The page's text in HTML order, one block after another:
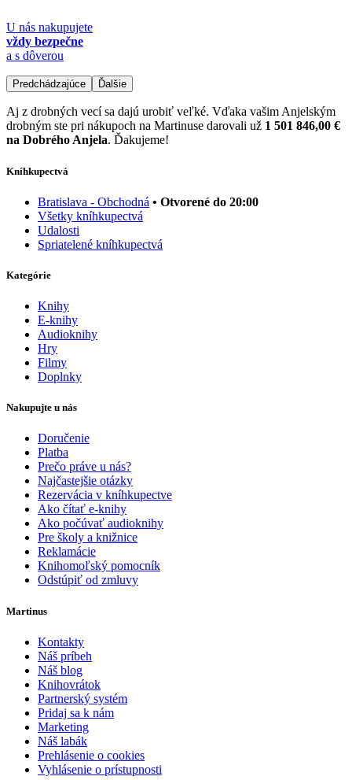
U nás nakupujete
vždy bezpečne
a s dôverou
Predchádzajúce Ďalšie
Aj z drobných vecí sa dajú urobiť veľké. Vďaka vašim Anjelským
drobným ste pri nákupoch na Martinuse darovali už 1 501 846,00 €
na Dobrého Anjela. Ďakujeme!
Kníhkupectvá
Bratislava - Obchodná • Otvorené do 20:00
Všetky kníhkupectvá
Udalosti
Spriatelené kníhkupectvá
Kategórie
Knihy
E-knihy
Audioknihy
Hry
Filmy
Doplnky
Nakupujte u nás
Doručenie
Platba
Prečo práve u nás?
Najčastejšie otázky
Rezervácia v kníhkupectve
Ako čítať e-knihy
Ako počúvať audioknihy
Pre školy a knižnice
Reklamácie
Knihomoľský pomocník
Odstúpiť od zmluvy
Martinus
Kontakty
Náš príbeh
Náš blog
Knihovrátok
Partnerský systém
Pridaj sa k nám
Marketing
Náš labák
Prehlásenie o cookies
Vyhlásenie o prístupnosti